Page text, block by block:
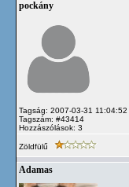
pockány
Tagság: 2007-03-31 11:04:52
Tagszám: #43414
Hozzászólások: 3
Zöldfülű
Adamas